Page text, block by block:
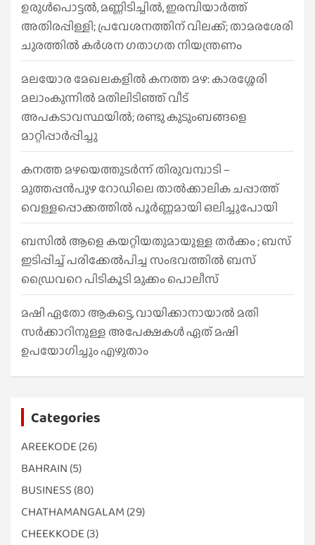
ഉരുൾപൊട്ടൽ, മണ്ണിടിച്ചിൽ, ഇരമ്പിയാര്‍ത്ത്
അതിരപ്പിള്ളി; പ്രവേശനത്തിന് വിലക്ക്; താമരശേരി
ചുരത്തില്‍ കര്‍ശന ഗതാഗത നിയന്ത്രണം
മലയോര മേഖലകളിൽ കനത്ത മഴ: കാരശ്ശേരി
മലാംകുന്നിൽ മതിലിടിഞ്ഞ് വീട്
അപകടാവസ്ഥയിൽ; രണ്ടു കുടുംബങ്ങളെ
മാറ്റിപ്പാർപ്പിച്ചു
കനത്ത മഴയെത്തുടർന്ന് തിരുവമ്പാടി –
മുത്തപ്പൻപുഴ റോഡിലെ താൽക്കാലിക ചപ്പാത്ത്
വെള്ളപ്പൊക്കത്തിൽ പൂർണ്ണമായി ഒലിച്ചുപോയി
ബസിൽ ആളെ കയറ്റിയതുമായുള്ള തർക്കം ; ബസ്
ഇടിപ്പിച്ച് പരിക്കേൽപിച്ച സംഭവത്തിൽ ബസ്
ഡ്രൈവറെ പിടികൂടി മുക്കം പൊലീസ്
മഷി ഏതോ ആകട്ടെ, വായിക്കാനായാൽ മതി​
സർക്കാറിനുള്ള അപേക്ഷകൾ ഏത് മഷി
ഉപയോഗിച്ചും എഴുതാം
Categories
AREEKODE (26)
BAHRAIN (5)
BUSINESS (80)
CHATHAMANGALAM (29)
CHEEKKODE (3)